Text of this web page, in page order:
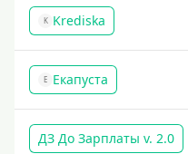
K Krediska
Е Екапуста
ДЗ До Зарплаты v. 2.0